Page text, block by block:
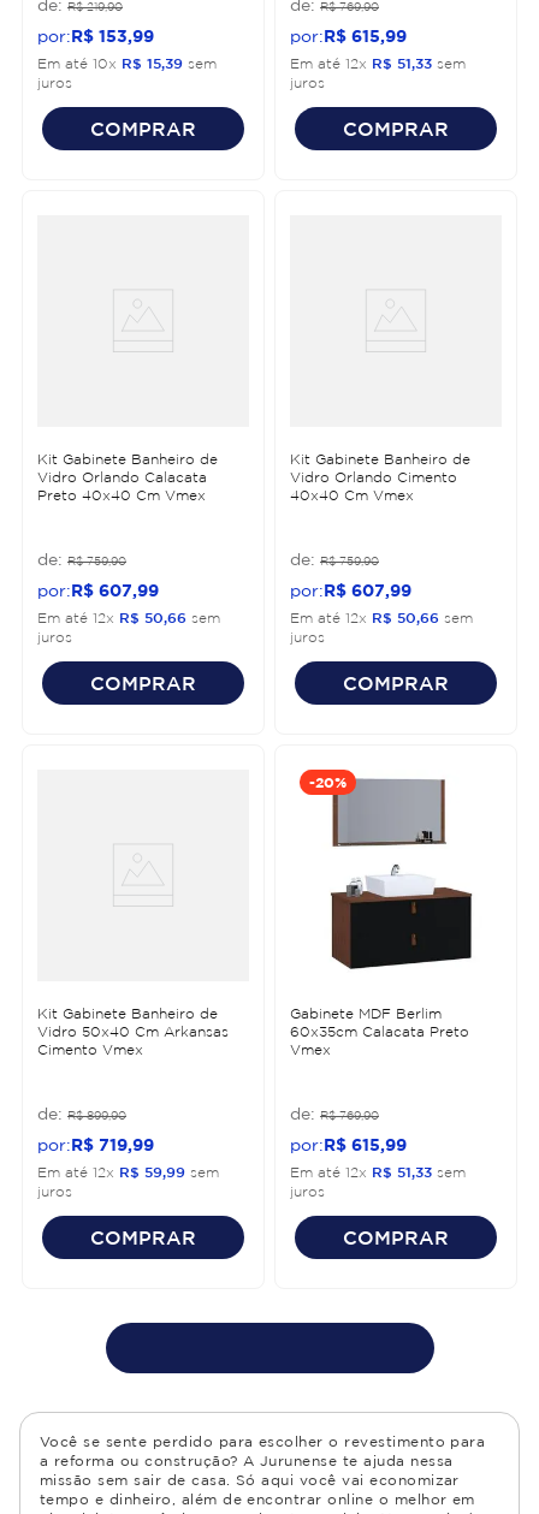
R$ 219,90
R$ 153 99
Em até 10x R$ 15 39 sem
juros
COMPRAR
R$ 769,90
R$ 615 99
Em até 12x R$ 51 33 sem
juros
COMPRAR
Kit Gabinete Banheiro de
Vidro Orlando Calacata
Preto 40x40 Cm Vmex
R$ 759,90
R$ 607 99
Em até 12x R$ 50 66 sem
juros
COMPRAR
Kit Gabinete Banheiro de
Vidro Orlando Cimento
40x40 Cm Vmex
R$ 759,90
R$ 607 99
Em até 12x R$ 50 66 sem
juros
COMPRAR
Kit Gabinete Banheiro de
Vidro 50x40 Cm Arkansas
Cimento Vmex
R$ 899,90
R$ 719 99
Em até 12x R$ 59 99 sem
juros
COMPRAR
-20%
Gabinete MDF Berlim
60x35cm Calacata Preto
Vmex
R$ 769,90
R$ 615 99
Em até 12x R$ 51 33 sem
juros
COMPRAR
Você se sente perdido para escolher o revestimento para
a reforma ou construção? A Jurunense te ajuda nessa
missão sem sair de casa. Só aqui você vai economizar
tempo e dinheiro, além de encontrar online o melhor em